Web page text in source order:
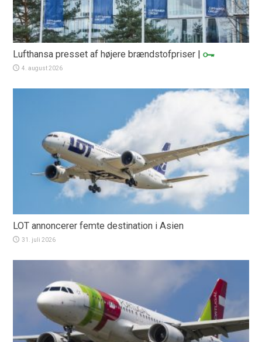
Lufthansa presset af højere brændstofpriser |
4. august 2026
LOT annoncerer femte destination i Asien
31. juli 2026